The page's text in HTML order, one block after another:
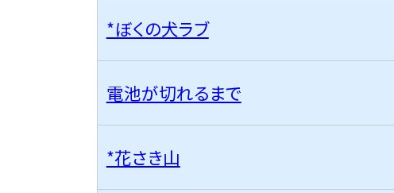
*ぼくの犬ラブ
電池が切れるまで
*花さき山